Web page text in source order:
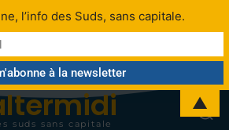
suds sans capitale
l’info des Suds, sans capitale.
▲